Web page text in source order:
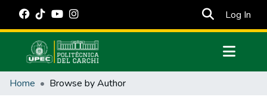
Log In
Communities & Collections
Home Browse by Author